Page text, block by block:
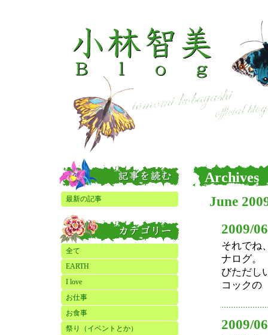
最新の記事
全て
EARTH
I love
お仕事
お食事
祭り（イベントとか）
Archives
June
2009/
それでね
ナログ。
びただし
コックの
2009/